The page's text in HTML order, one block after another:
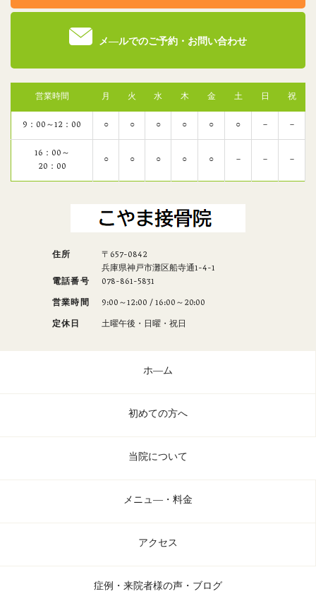
メ―ルでのご予約・お問い合わせ
営業時間 月 火 水 木 金 土 日
祝
9：00～12：00
○ ○ ○ ○ ○ ○ －
－
16：00～
20：00
○ ○ ○ ○ ○ － － －
住所
〒657-0842
兵庫県神戸市灘区船寺通1-4-1
電話番号
078-861-5831
営業時間
9:00～12:00 / 16:00～20:00
定休日
土曜午後・日曜・祝日
ホ―ム
初めての方へ
当院について
メニュ―・料金
アクセス
症例・来院者様の声・ブログ